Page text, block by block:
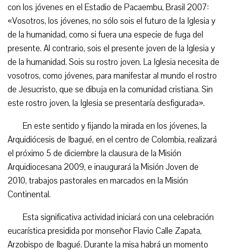
con los jóvenes en el Estadio de Pacaembu, Brasil 2007:
«Vosotros, los jóvenes, no sólo sois el futuro de la Iglesia y
de la humanidad, como si fuera una especie de fuga del
presente. Al contrario, sois el presente joven de la Iglesia y
de la humanidad. Sois su rostro joven. La Iglesia necesita de
vosotros, como jóvenes, para manifestar al mundo el rostro
de Jesucristo, que se dibuja en la comunidad cristiana. Sin
este rostro joven, la Iglesia se presentaría desfigurada».
En este sentido y fijando la mirada en los jóvenes, la
Arquidiócesis de Ibagué, en el centro de Colombia, realizará
el próximo 5 de diciembre la clausura de la Misión
Arquidiocesana 2009, e inaugurará la Misión Joven de
2010, trabajos pastorales en marcados en la Misión
Continental.
Esta significativa actividad iniciará con una celebración
eucarística presidida por monseñor Flavio Calle Zapata,
Arzobispo de Ibagué. Durante la misa habrá un momento